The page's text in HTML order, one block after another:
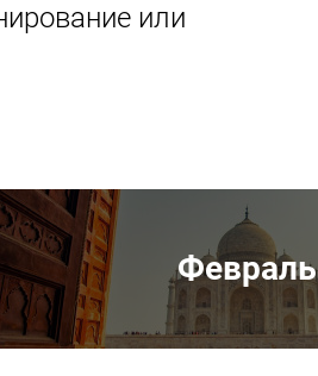
или
Февраль